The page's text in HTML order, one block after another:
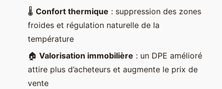
🌡️ Confort thermique : suppression des zones
froides et régulation naturelle de la
température
🏠 Valorisation immobilière : un DPE amélioré
attire plus d’acheteurs et augmente le prix de
vente